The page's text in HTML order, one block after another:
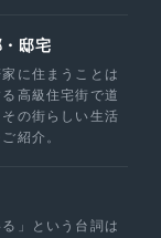
邸宅
に住まうことは
高級住宅街で道
の街らしい生活
紹介。
」という台詞は